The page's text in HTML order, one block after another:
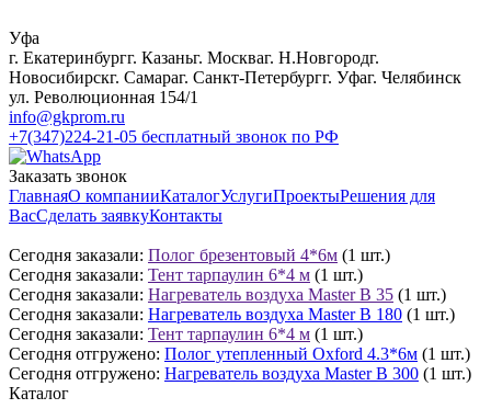
Уфа
г. Екатеринбургг. Казаньг. Москваг. Н.Новгородг.
Новосибирскг. Самараг. Санкт-Петербургг. Уфаг. Челябинск
ул. Революционная 154/1
info@gkprom.ru
+7(347)224-21-05 бесплатный звонок по РФ
Заказать звонок
ГлавнаяО компанииКаталогУслугиПроектыРешения для
ВасСделать заявкуКонтакты
Сегодня заказали: Полог брезентовый 4*6м (1 шт.)
Сегодня заказали: Тент тарпаулин 6*4 м (1 шт.)
Сегодня заказали: Нагреватель воздуха Master B 35 (1 шт.)
Сегодня заказали: Нагреватель воздуха Master B 180 (1 шт.)
Сегодня заказали: Тент тарпаулин 6*4 м (1 шт.)
Сегодня отгружено: Полог утепленный Oxford 4.3*6м (1 шт.)
Сегодня отгружено: Нагреватель воздуха Master B 300 (1 шт.)
Каталог